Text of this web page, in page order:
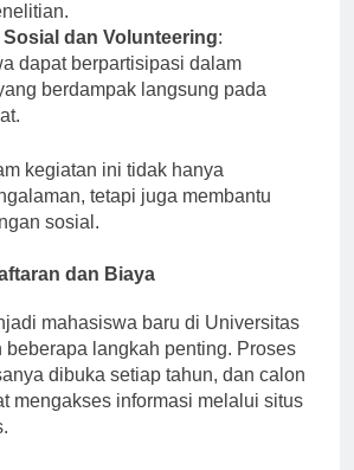
Sosial dan Volunteering:
dapat berpartisipasi dalam
berdampak langsung pada
kegiatan ini tidak hanya
tetapi juga membantu
sosial.
dan Biaya
mahasiswa baru di Universitas
beberapa langkah penting. Proses
dibuka setiap tahun, dan calon
mengakses informasi melalui situs